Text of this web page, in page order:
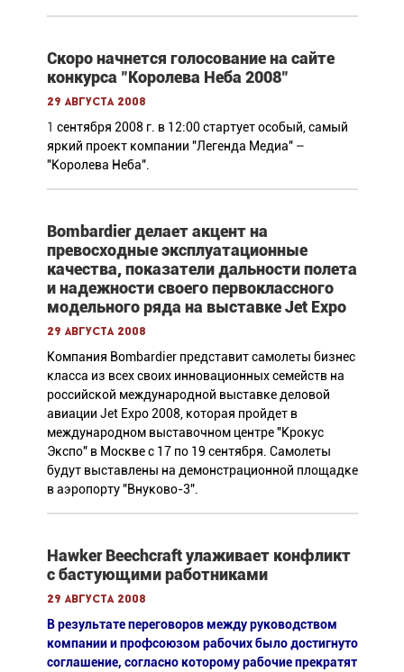
Скоро начнется голосование на сайте
конкурса "Королева Неба 2008"
29 августа 2008
1 сентября 2008 г. в 12:00 стартует особый, самый
яркий проект компании "Легенда Медиа" –
"Королева Неба".
Bombardier делает акцент на
превосходные эксплуатационные
качества, показатели дальности полета
и надежности своего первоклассного
модельного ряда на выставке Jet Expo
29 августа 2008
Компания Bombardier представит самолеты бизнес
класса из всех своих инновационных семейств на
российской международной выставке деловой
авиации Jet Expo 2008, которая пройдет в
международном выставочном центре "Крокус
Экспо" в Москве с 17 по 19 сентября. Самолеты
будут выставлены на демонстрационной площадке
в аэропорту "Внуково-3".
Hawker Beechcraft улаживает конфликт
с бастующими работниками
29 августа 2008
В результате переговоров между руководством
компании и профсоюзом рабочих было достигнуто
соглашение, согласно которому рабочие прекратят